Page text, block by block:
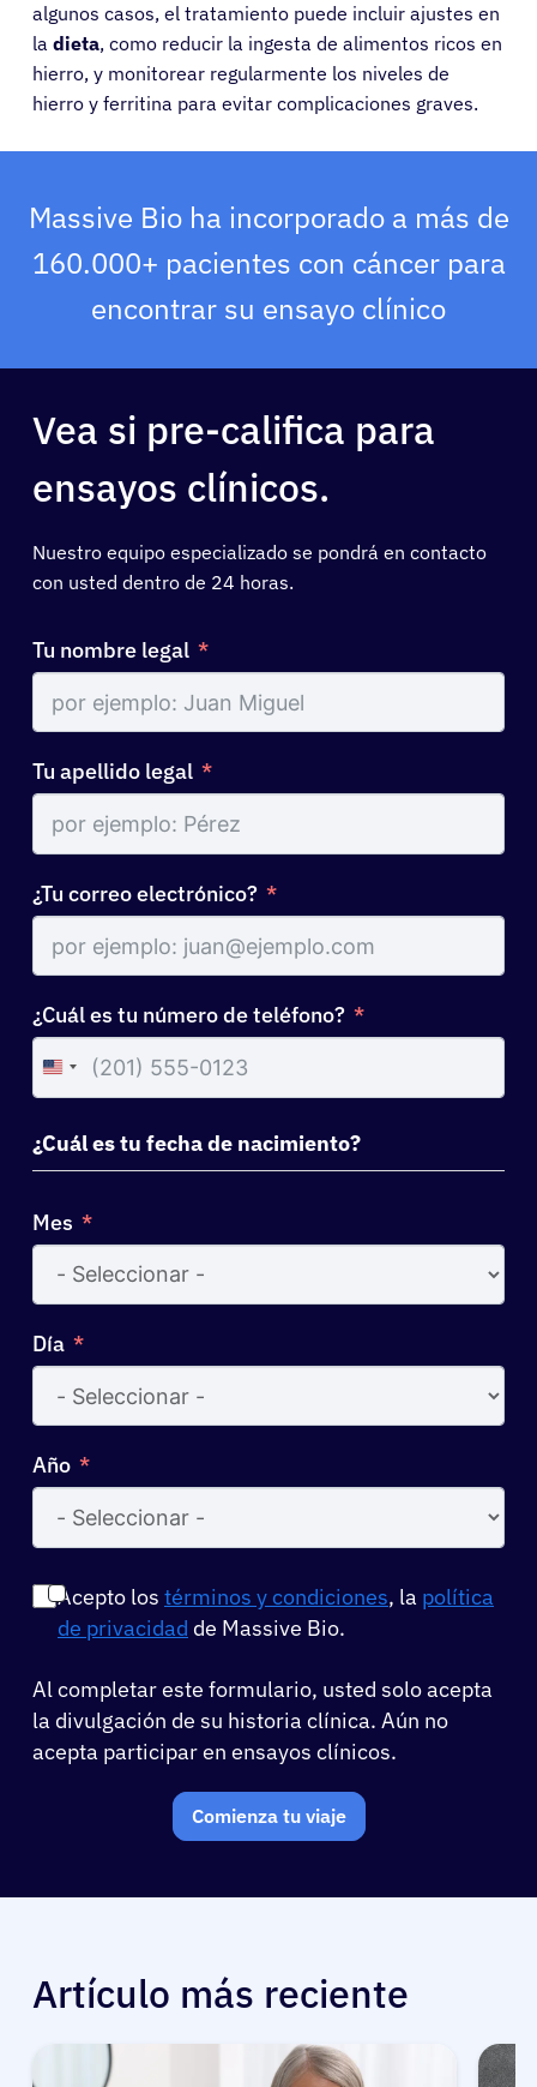
Pacientes
Médicos
Soluciones
Recursos
Acerca de
Iniciar sesión
Español
algunos casos, el tratamiento puede incluir ajustes en
la dieta, como reducir la ingesta de alimentos ricos en
hierro, y monitorear regularmente los niveles de
hierro y ferritina para evitar complicaciones graves.
Massive Bio ha incorporado a más de
160.000+ pacientes con cáncer para
encontrar su ensayo clínico
Vea si pre-califica para
ensayos clínicos.
Nuestro equipo especializado se pondrá en contacto
con usted dentro de 24 horas.
Tu nombre legal
Tu apellido legal
¿Tu correo electrónico?
¿Cuál es tu número de teléfono?
United
States
+1
¿Cuál es tu fecha de nacimiento?
Mes
Día
Año
Acepto los términos y condiciones, la política
de privacidad de Massive Bio.
Al completar este formulario, usted solo acepta
la divulgación de su historia clínica. Aún no
acepta participar en ensayos clínicos.
Comienza tu viaje
Artículo más reciente